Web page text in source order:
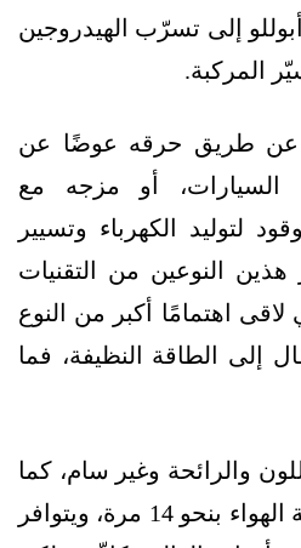
إلى تسرّب الهيدروجين
المركبة.
عن طريق حرقه عوضًا عن
السيارات، أو مزجه مع
لتوليد الكهرباء وتسيير
هذين النوعين من التقنيات
لاقى اهتمامًا أكبر من النوع
إلى الطاقة النظيفة، فما
والرائحة وغير سام، كما
أن كثافته تقل عن كثافة الهواء بنحو 14 مرة، ويتوافر